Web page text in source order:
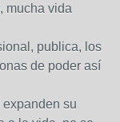
mucha vida
publica, los
de poder así
su